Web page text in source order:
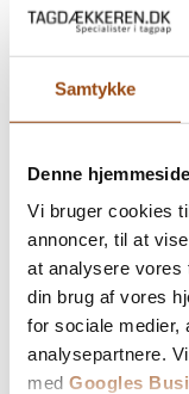
Samtykke
Denne
Vi bruger cookies
annoncer, til at
at analysere vores
din brug af vores
for sociale medier,
analysepartnere.
med Googles
NID